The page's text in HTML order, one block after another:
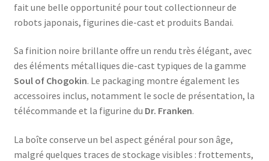
fait une belle opportunité pour tout collectionneur de
robots japonais, figurines die-cast et produits Bandai.
Sa finition noire brillante offre un rendu très élégant, avec
des éléments métalliques die-cast typiques de la gamme
Soul of Chogokin. Le packaging montre également les
accessoires inclus, notamment le socle de présentation, la
télécommande et la figurine du Dr. Franken.
La boîte conserve un bel aspect général pour son âge,
malgré quelques traces de stockage visibles : frottements,